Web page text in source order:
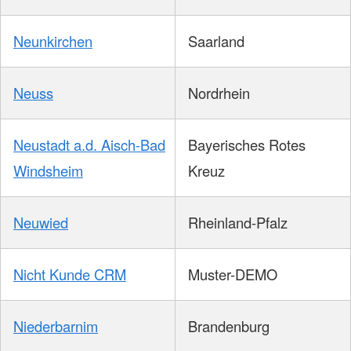
Neunkirchen Saarland
Neuss Nordrhein
Neustadt a.d. Aisch-Bad
Windsheim
Bayerisches Rotes
Kreuz
Neuwied Rheinland-Pfalz
Nicht Kunde CRM Muster-DEMO
Niederbarnim Brandenburg